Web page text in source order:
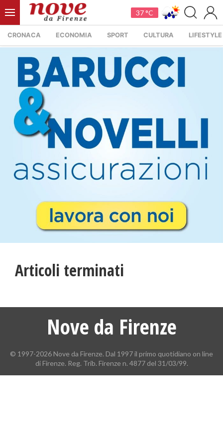
37 °C
CRONACA ECONOMIA SPORT CULTURA LIFESTYLE
Articoli terminati
Nove da Firenze
© 1997-2026 Nove da Firenze. Dal 1997 il primo quotidiano on line
di Firenze. Reg. Trib. Firenze n. 4877 del 31/03/99.